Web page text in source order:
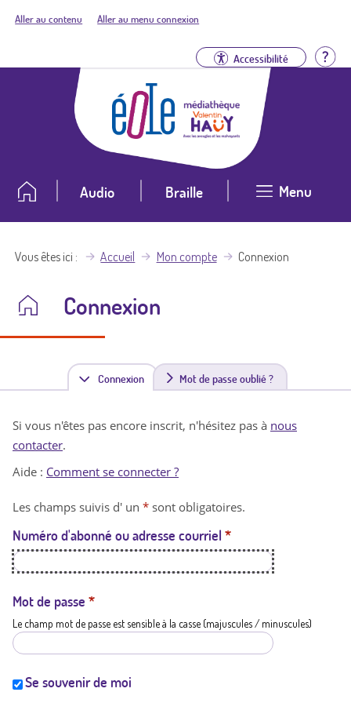
Aller au contenu Aller au menu connexion
Accessibilité
Audio Braille Menu
Vous êtes ici Accueil Mon compte Connexion
Connexion
Connexion(
n
t
a
t
i
Mot de passe oublié ?
Si vous n'êtes pas encore inscrit, n'hésitez pas à nous
contacter.
Aide : Comment se connecter ?
Les champs suivis d' un * sont obligatoires.
Numéro d'abonné ou adresse courriel *
Mot de passe *
Le champ mot de passe est sensible à la casse (majuscules / minuscules)
Se souvenir de moi